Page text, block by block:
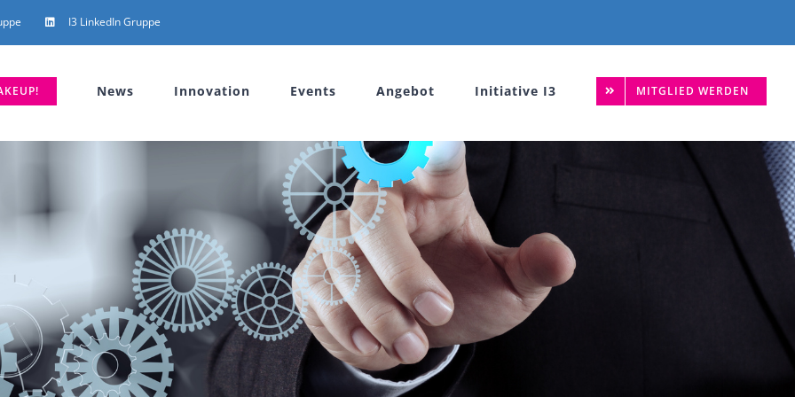
I3 LinkedIn Gruppe
News Innovation Events Angebot Initiative I3 MITGLIED WERDEN